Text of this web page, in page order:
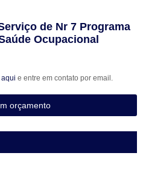
de Nr 7 Programa
Ocupacional
e entre em contato por email.
orçamento